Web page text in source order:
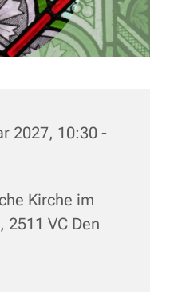
2027, 10:30 -
Kirche im
2511 VC Den